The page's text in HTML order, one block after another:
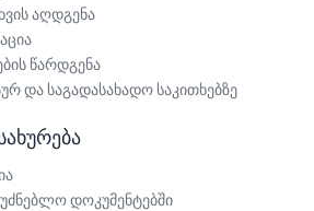
აღდგენა
წარდგენა
და საგადასახადო საკითხებზე
დოკუმენტებში